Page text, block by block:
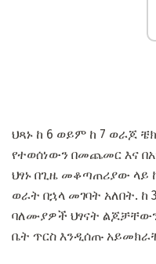
ህጻኑ ከ 6 ወይም ከ 7 ወራጆ
የተወሰነውን በመጨመር እና
ህፃኑ በጊዜ መቆጣጠሪያው ላይ
ወራት በኋላ መገባት አለበት.
ባለሙያዎች ህፃናት
ቤት ጥርስ እንዲሰጡ